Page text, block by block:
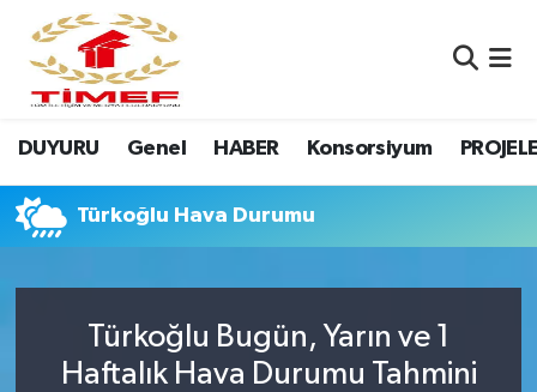
DUYURU Genel HABER Konsorsiyum
Türkoğlu Hava Durumu
Türkoğlu Bugün, Yarın ve 1
Haftalık Hava Durumu Tahmini
Anasayfa Kutu
Anasayfa Manşet
Canlı Yayın
Erasmus
Nöbetçi Eczaneler
Hava Durumu
Namaz Vakitleri
Süper Lig Puan Durumu ve Fikstür